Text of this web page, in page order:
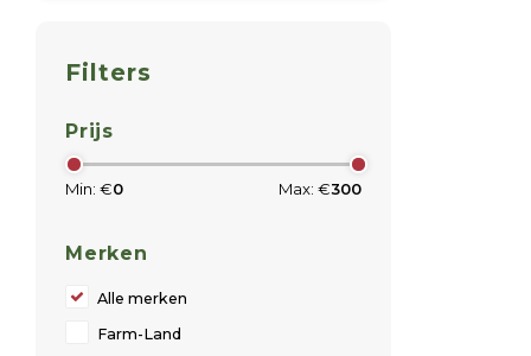
Filters
Prijs
Min: €0 Max: €300
Merken
Alle merken
Farm-Land